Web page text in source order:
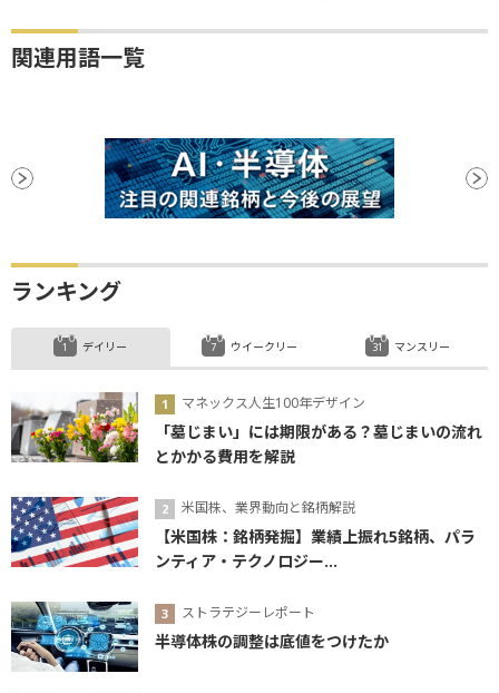
関連用語一覧
ランキング
デイリー
マネックス人生100年デザイン
「墓じまい」には期限がある？墓じまいの流れ
とかかる費用を解説
米国株、業界動向と銘柄解説
【米国株：銘柄発掘】業績上振れ5銘柄、パラ
ンティア・テクノロジー...
ストラテジーレポート
半導体株の調整は底値をつけたか
ウイークリー マンスリー